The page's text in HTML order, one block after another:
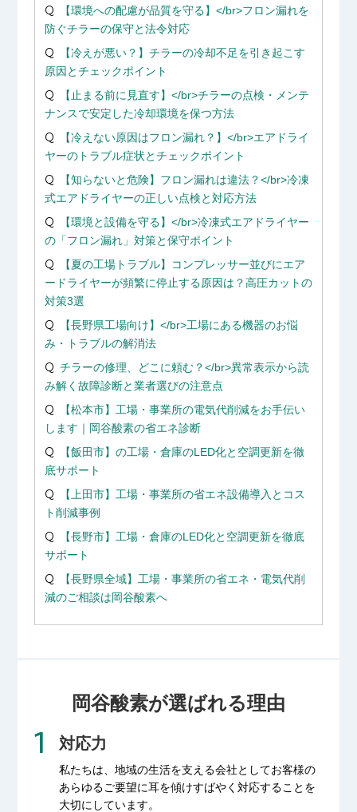
【環境への配慮が品質を守る】</br>フロン漏れを
防ぐチラーの保守と法令対応
【冷えが悪い？】チラーの冷却不足を引き起こす
原因とチェックポイント
【止まる前に見直す】</br>チラーの点検・メンテ
ナンスで安定した冷却環境を保つ方法
【冷えない原因はフロン漏れ？】</br>エアドライ
ヤーのトラブル症状とチェックポイント
【知らないと危険】フロン漏れは違法？</br>冷凍
式エアドライヤーの正しい点検と対応方法
【環境と設備を守る】</br>冷凍式エアドライヤー
の「フロン漏れ」対策と保守ポイント
【夏の工場トラブル】コンプレッサー並びにエア
ードライヤーが頻繁に停止する原因は？高圧カットの
対策3選
【長野県工場向け】</br>工場にある機器のお悩
み・トラブルの解消法
チラーの修理、どこに頼む？</br>異常表示から読
み解く故障診断と業者選びの注意点
【松本市】工場・事業所の電気代削減をお手伝い
します｜岡谷酸素の省エネ診断
【飯田市】の工場・倉庫のLED化と空調更新を徹
底サポート
【上田市】工場・事業所の省エネ設備導入とコス
ト削減事例
【長野市】工場・倉庫のLED化と空調更新を徹底
サポート
【長野県全域】工場・事業所の省エネ・電気代削
減のご相談は岡谷酸素へ
岡谷酸素が選ばれる理由
対応力
私たちは、地域の生活を支える会社としてお客様の
あらゆるご要望に耳を傾けすばやく対応することを
大切にしています。